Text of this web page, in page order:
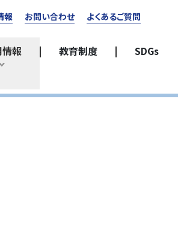
報
ひらく
教育制度 SDGs
報 お問い合わせ よくあるご質問